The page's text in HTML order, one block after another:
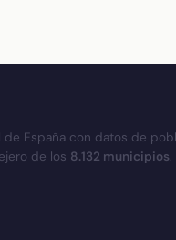
España con datos de
de los 8.132 municipios.